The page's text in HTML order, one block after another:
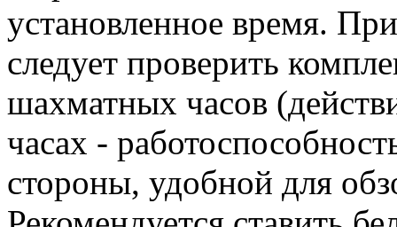
установленное время.
следует проверить
шахматных часов
часах -
стороны, удобной для